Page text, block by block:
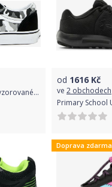
Šedo-černé klučičí vzorované tenisky s detaily v semišové úpravě VANS UY Old Skool - 31 1/2
od 1616 Kč
ve 2 obchodech
Doprava zdarma